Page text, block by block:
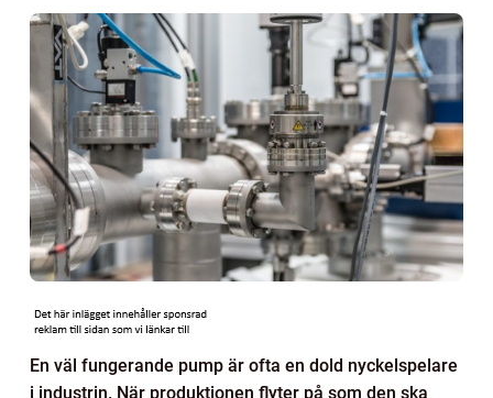
En väl fungerande pump är ofta en dold nyckelspelare
i industrin. När produktionen flyter på som den ska